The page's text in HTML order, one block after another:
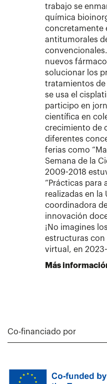
trabajo se
química
concretamente
antitumorales
nuevos
solucionar los
tratamientos
se usa el
participo en
científica en
crecimiento de
diferentes
ferias como
Semana de la
2009-2018
“Prácticas para
realizadas en la
coordinadora
innovación
¡No imagines
estructuras con
virtual, en
Más
Co-financiado por